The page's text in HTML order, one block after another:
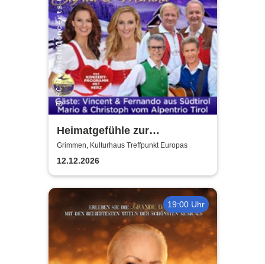
Heimatgefühle zur
Weihnachtszeit 2026 - Das
Konzertprogramm mit Herz
Grimmen, Kulturhaus Treffpunkt Europas
12.12.2026
19:00 Uhr